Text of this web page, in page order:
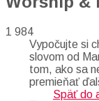
1 984
Vypočujte si
slovom od
tom, ako sa
premieňať
Späť do